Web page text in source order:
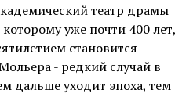
театр драмы
уже почти 400 лет,
становится
- редкий случай в
дальше уходит эпоха, тем